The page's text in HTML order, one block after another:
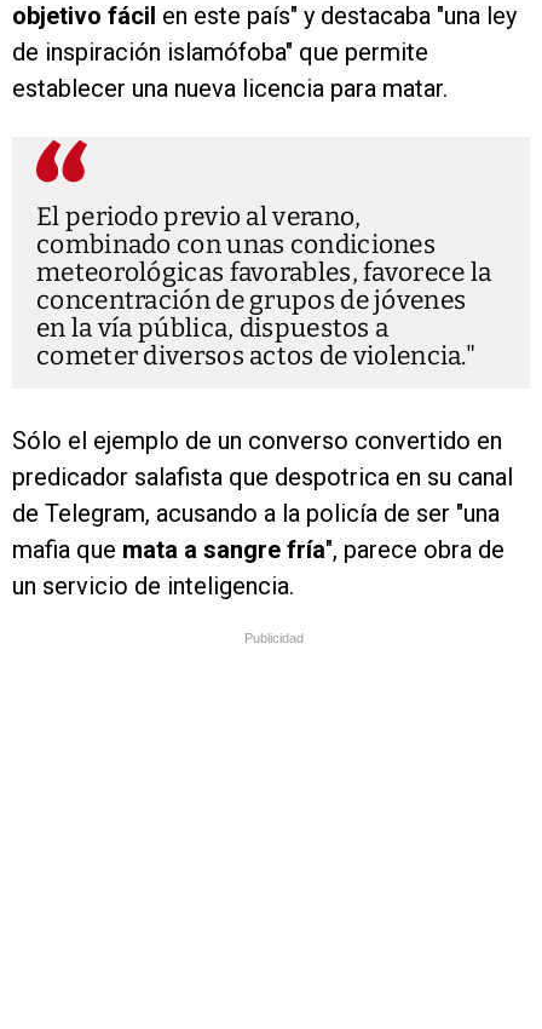
objetivo fácil en este país" y destacaba "una ley
de inspiración islamófoba" que permite
establecer una nueva licencia para matar.
El periodo previo al verano,
combinado con unas condiciones
meteorológicas favorables, favorece la
concentración de grupos de jóvenes
en la vía pública, dispuestos a
cometer diversos actos de violencia.
Sólo el ejemplo de un converso convertido en
predicador salafista que despotrica en su canal
de Telegram, acusando a la policía de ser "una
mafia que mata a sangre fría", parece obra de
un servicio de inteligencia.
Publicidad